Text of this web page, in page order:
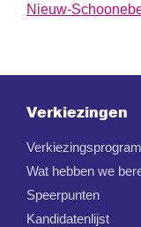
Nieuw-
Verkiezingen
Wat hebben we
Speerpunten
Kandidatenlijst